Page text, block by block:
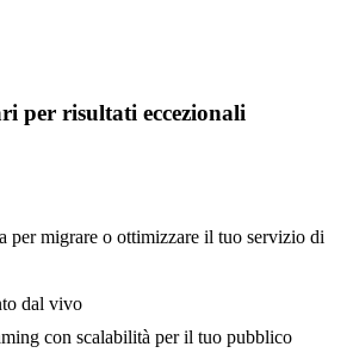
per risultati eccezionali
per migrare o ottimizzare il tuo servizio di
dal vivo
con scalabilità per il tuo pubblico